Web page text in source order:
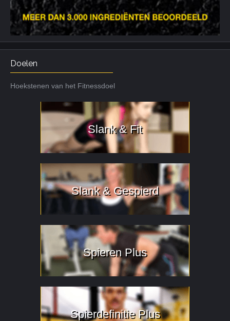
Doelen
Hoekstenen van het Fitnessdoel
Slank & Fit
Slank & Gespierd
Spieren Plus
Spierdefinitie Plus